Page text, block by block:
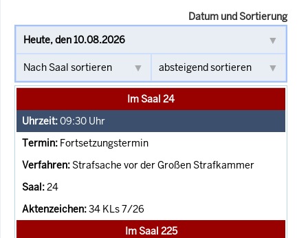
Datum und Sortierung
Im Saal 24
09:30 Uhr
Fortsetzungstermin
Strafsache vor der Großen Strafkammer
24
34 KLs 7/26
Im Saal 225